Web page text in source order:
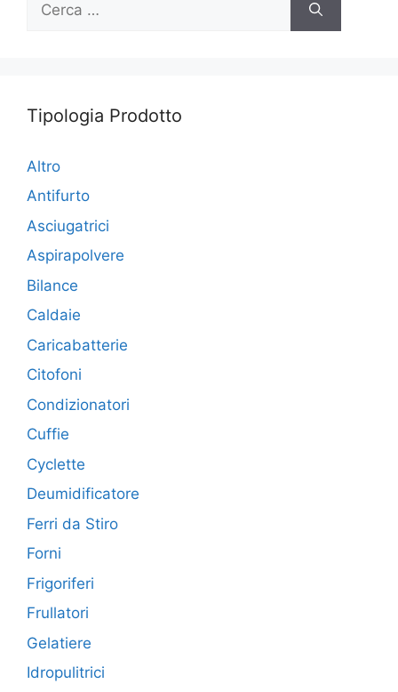
per:
Tipologia Prodotto
Altro
Antifurto
Asciugatrici
Aspirapolvere
Bilance
Caldaie
Caricabatterie
Citofoni
Condizionatori
Cuffie
Cyclette
Deumidificatore
Ferri da Stiro
Forni
Frigoriferi
Frullatori
Gelatiere
Idropulitrici